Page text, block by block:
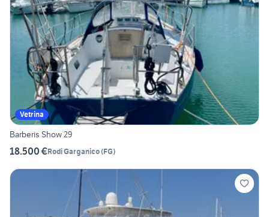
Vetrina
Barberis Show 29
18.500 €Rodi Garganico(FG)